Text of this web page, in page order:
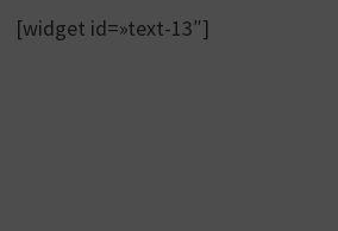
[widget id=»text-13″]